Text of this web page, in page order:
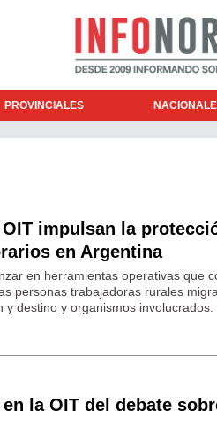
PROVINCIALES
OIT impulsan la
en Argentina
en herramientas operativas que
personas trabajadoras rurales
destino y organismos involucrados.
la OIT del debate